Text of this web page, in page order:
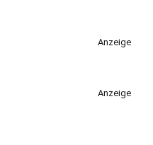
Anzeige
Anzeige